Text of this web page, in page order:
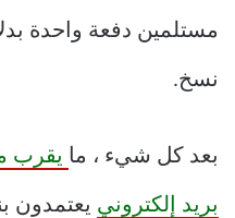
مستلمين دفعة واحدة
نسخ.
بعد كل شيء ، ما
بريد إلكتروني